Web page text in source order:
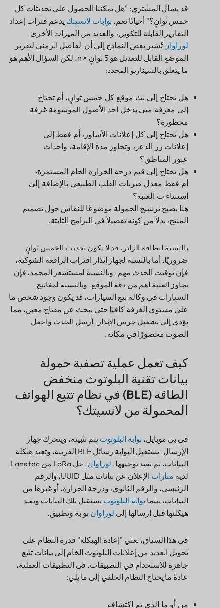
خمس ثوانٍ؟" أحيانًا نعم.بوابات لانسيتك
يدعم فترات إعداد
التقارير القابلة للتكوين، والعديد من الميزات الأخرى.
لوراوان تُشير بعض النماذج إلى أن الفاصل الزمني لتقرير
الموضع القابل للتعديل هو 5 ثوانٍ × n. لكن السؤال الأهم هو
ما يتعلق بالسيناريو المحدد:
إلى معرفة متى يدخل أحد الأصول الموسومة غرفة
محظورة؟
هل تحتاج إلى كل إعلانات الأساور، أم فقط إلى
إعلانات زر الذعر، وتجاوز مدة الإقامة، وأحداث
عبور المناطق؟
هل تحتاج إلى قيم درجة الحرارة الخام المستمرة،
أم فقط معدل ضربات القلب الطبيعي بالإضافة إلى
استثناءات العتبة؟
هنا يصبح ترشيح الحمولة موضوعًا للنقاش حول تصميم
المنتج، بدلاً من كونه تفصيلاً في البرامج الثابتة.
ضروريًا. أما بالنسبة لجهاز إنذار اقتراب الرافعة الشوكية،
فإن توقيت الحدث مهم. وبالنسبة لمستشعر المجمد، فإن
تجاوز العتبة أهم من دقة الموقع. وبالنسبة لمفاتيح
السيارات في وكالة بيع السيارات، قد يكون وجود شخص ما
على مستوى الغرفة كافيًا حتى يبحث عن مفتاح معين، مما
يؤدي إلى تشغيل جرس الإنذار. أرسل الحدث واجعل
الصوت محصورًا في مكانه.
بيانات تقنية البلوتوث منخفض
الطاقة (BLE) في نظام تتبع الهواتف
المحمولة من لانسيتك؟
الإرسال. تستقبل البوابة رسائل BLE القريبة، وتعيد هيكلة
البيانات، ثم تعيد توجيهها. لوراوان
. حل LoRa من Lansitec
لديهمنارات
الإعلان عن بيانات مثل UUID، والرقم
الرئيسي، والرقم الثانوي، ودرجة الحرارة، أو غيرها من
البيانات، بينما بوابة البلوتوثيستقبل تلك البيانات ويعيد
هيكلتها قبل إرسالها إلىلوراوانبوابة وتطبيق.
تحويل العديد من إعلانات البلوتوث الخام إلى بيانات تتبع
جاهزة للاستخدام في التطبيقات. في التطبيقات العملية،
عادةً ما يحتاج النظام الخلفي إلى ما يلي:
أي بوابة سمعت ذلك؟